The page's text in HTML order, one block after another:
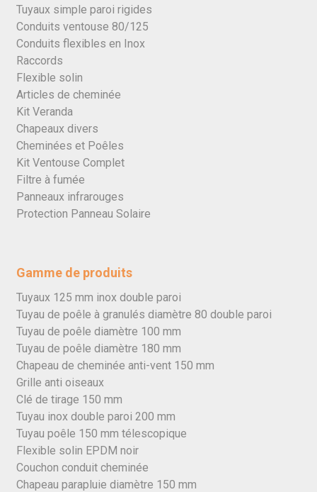
Tuyaux simple paroi rigides
Conduits ventouse 80/125
Conduits flexibles en Inox
Raccords
Flexible solin
Articles de cheminée
Kit Veranda
Chapeaux divers
Cheminées et Poêles
Kit Ventouse Complet
Filtre à fumée
Panneaux infrarouges
Protection Panneau Solaire
Gamme de produits
Tuyaux 125 mm inox double paroi
Tuyau de poêle à granulés diamètre 80 double paroi
Tuyau de poêle diamètre 100 mm
Tuyau de poêle diamètre 180 mm
Chapeau de cheminée anti-vent 150 mm
Grille anti oiseaux
Clé de tirage 150 mm
Tuyau inox double paroi 200 mm
Tuyau poêle 150 mm télescopique
Flexible solin EPDM noir
Couchon conduit cheminée
Chapeau parapluie diamètre 150 mm